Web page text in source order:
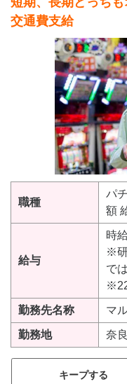
交通費支給
職種
パ
額
給与
時
※
で
勤務先名称 マ
勤務地 奈
キープする